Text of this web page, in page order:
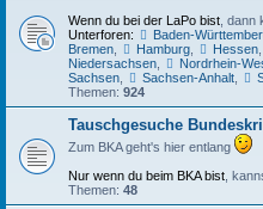
Wenn du bei der LaPo bist ,
Unterforen:
Baden-
Bremen
Hamburg, Hessen,
Niedersachsen
Nordrhein-
Sachsen
Sachsen-Anhalt,
Themen: 924
Tauschgesuche
Zum BKA geht's hier entlang
Nur wenn du beim BKA bist ,
Themen: 48